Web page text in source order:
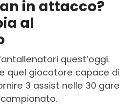
in attacco?
al
quest’oggi.
quel giocatore capace di
3 assist nelle 30 gare